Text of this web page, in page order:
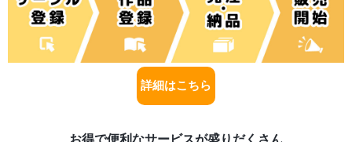
詳細はこちら
お得で便利なサービスが盛りだくさん